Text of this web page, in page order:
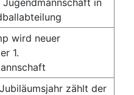
wird neuer
1.
zählt der